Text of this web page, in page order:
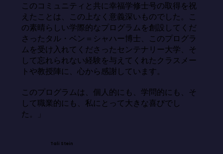
このコミュニティと共に幸福学修士号の取得を祝
えたことは、この上なく意義深いものでした。こ
の素晴らしい学際的なプログラムを創設してくだ
さったタル・ベン＝シャハー博士、このプログラ
ムを受け入れてくださったセンテナリー大学、そ
して忘れられない経験を与えてくれたクラスメー
トや教授陣に、心から感謝しています。
このプログラムは、個人的にも、学問的にも、そ
して職業的にも、私にとって大きな喜びでし
た。」
Tali Stein